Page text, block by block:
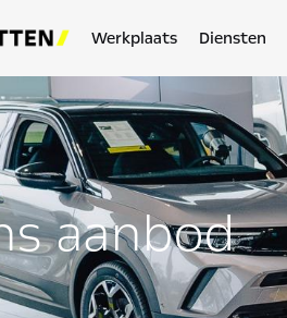
Werkplaats Diensten
aanbod